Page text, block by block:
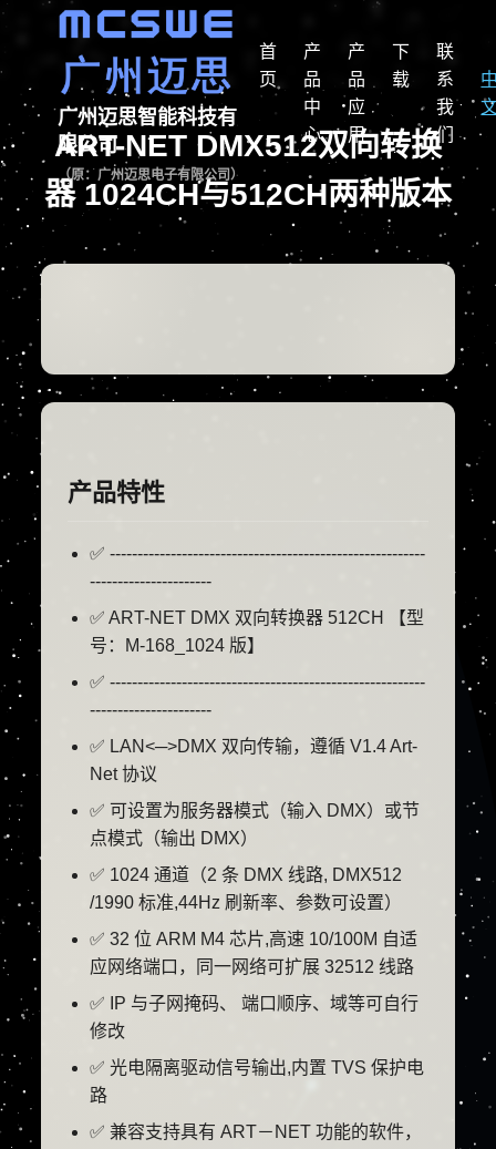
广州迈思智能科技有
限公司
（原：广州迈思电子有限公司）
首
页
产
品
中
心
产
品
应
用
下
载
联
系
我
们
ART-NET DMX512双向转换
器 1024CH与512CH两种版本
产品特性
✅ ---------------------------------------------------------
----------------------
✅ ART-NET DMX 双向转换器 512CH 【型
号：M-168_1024 版】
✅ ---------------------------------------------------------
----------------------
✅ LAN<─>DMX 双向传输，遵循 V1.4 Art-
Net 协议
✅ 可设置为服务器模式（输入 DMX）或节
点模式（输出 DMX）
✅ 1024 通道（2 条 DMX 线路, DMX512
/1990 标准,44Hz 刷新率、参数可设置）
✅ 32 位 ARM M4 芯片,高速 10/100M 自适
应网络端口，同一网络可扩展 32512 线路
✅ IP 与子网掩码、 端口顺序、域等可自行
修改
✅ 光电隔离驱动信号输出,内置 TVS 保护电
路
✅ 兼容支持具有 ART－NET 功能的软件，